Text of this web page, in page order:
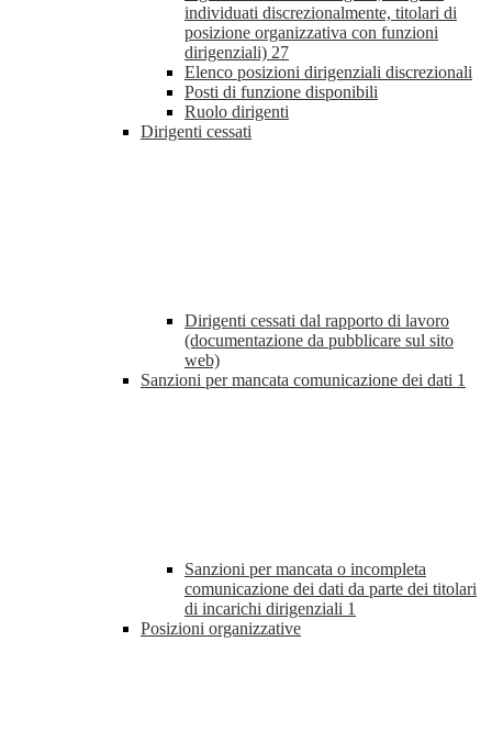
individuati discrezionalmente, titolari di
posizione organizzativa con funzioni
dirigenziali) 27
Elenco posizioni dirigenziali discrezionali
Posti di funzione disponibili
Ruolo dirigenti
Dirigenti cessati
Dirigenti cessati dal rapporto di lavoro
(documentazione da pubblicare sul sito
web)
Sanzioni per mancata comunicazione dei dati 1
Sanzioni per mancata o incompleta
comunicazione dei dati da parte dei titolari
di incarichi dirigenziali 1
Posizioni organizzative